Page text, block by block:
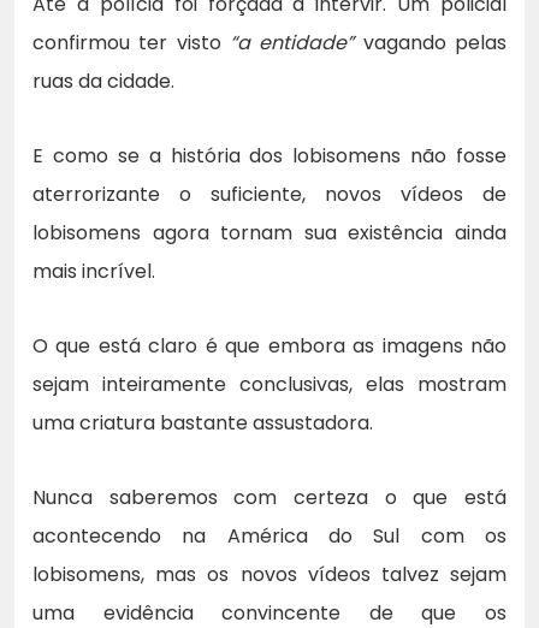
confirmou ter visto “a entidade”vagando pelas
ruas da cidade.
E como se a história dos lobisomens não fosse
aterrorizante o suficiente, novos vídeos de
lobisomens agora tornam sua existência ainda
mais incrível.
O que está claro é que embora as imagens não
sejam inteiramente conclusivas, elas mostram
uma criatura bastante assustadora.
Nunca saberemos com certeza o que está
acontecendo na América do Sul com os
lobisomens, mas os novos vídeos talvez sejam
uma evidência convincente de que os